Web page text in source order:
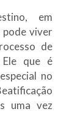
em
pode viver
de
que é
no
uma vez